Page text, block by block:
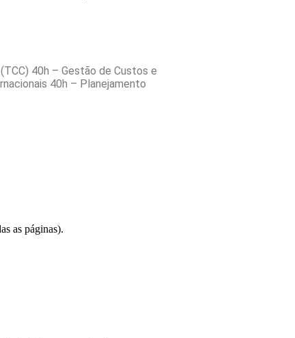
40h – Gestão de Custos e
40h – Planejamento
as páginas).